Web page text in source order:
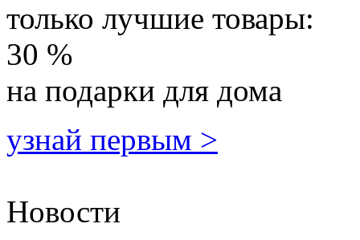
только лучшие товары:
30 %
на подарки для дома
узнай первым >
Новости